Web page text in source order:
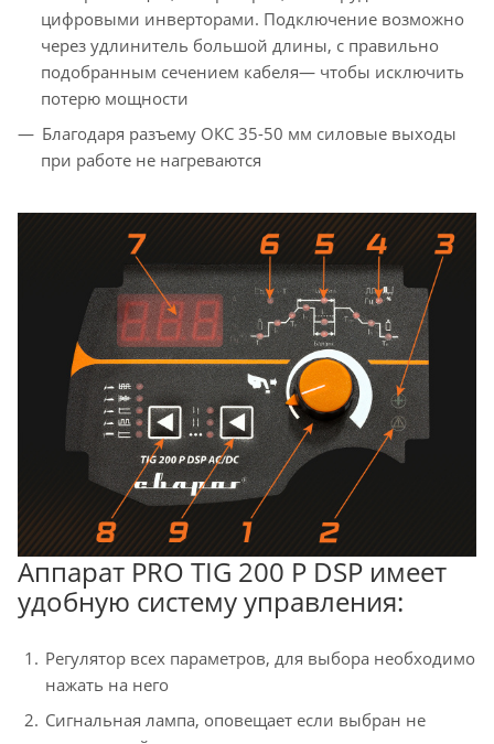
цифровыми инверторами. Подключение возможно
через удлинитель большой длины, с правильно
подобранным сечением кабеля— чтобы исключить
потерю мощности
Благодаря разъему ОКС 35-50 мм силовые выходы
при работе не нагреваются
Аппарат PRO TIG 200 P DSP имеет
удобную систему управления:
Регулятор всех параметров, для выбора необходимо
нажать на него
Сигнальная лампа, оповещает если выбран не